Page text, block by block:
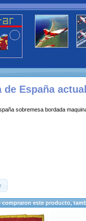
de España
sobremesa bordada
compraron este producto,